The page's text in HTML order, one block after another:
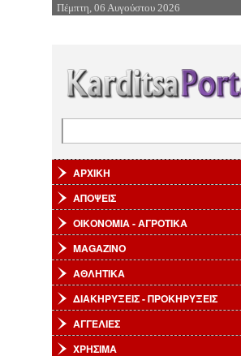
Επιστροφή στην Πλοήγηση
Πέμπτη, 06 Αυγούστου 2026
ΑΡΧΙΚΗ
ΑΠΟΨΕΙΣ
ΟΙΚΟΝΟΜΙΑ - ΑΓΡΟΤΙΚΑ
MAGAZINO
ΑΘΛΗΤΙΚΑ
ΔΙΑΚΗΡΥΞΕΙΣ - ΠΡΟΚΗΡΥΞΕΙΣ
ΑΓΓΕΛΙΕΣ
ΧΡΗΣΙΜΑ